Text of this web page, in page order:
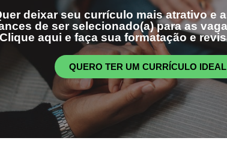
deixar seu currículo mais atrativo e
de ser selecionado(a) para as
aqui e faça sua formatação e
QUERO TER UM CURRÍCULO IDEAL